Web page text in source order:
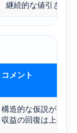
継続的な値引きと
コメント
構造的な仮説が成り
収益の回復は上昇を